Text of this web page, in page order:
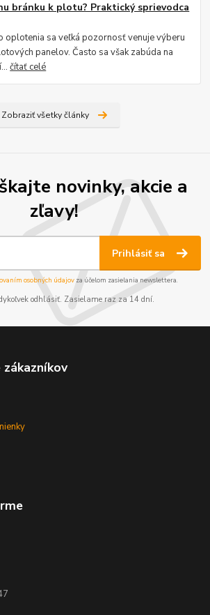
bránku k plotu? Praktický sprievodca
oplotenia sa veľká pozornosť venuje výberu
panelov. Často sa však zabúda na
čítať celé
Zobraziť všetky články
novinky, akcie a
zľavy!
Prihlásiť sa
osobných údajov za účelom zasielania newslettera.
odhlásiť. Zasielame raz za 14 dní.